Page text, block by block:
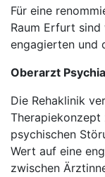
Für eine
Raum Erfurt sind
engagierten und
Oberarzt
Die Rehaklinik
Therapiekonzept
psychischen
Wert auf eine
zwischen